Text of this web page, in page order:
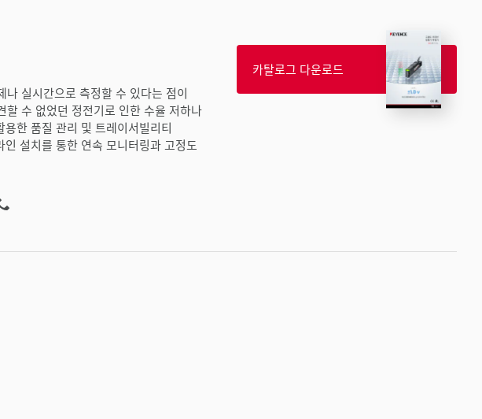
실시간으로 측정할 수 있다는 점이
수 없었던 정전기로 인한 수율 저하나
한 품질 관리 및 트레이서빌리티
설치를 통한 연속 모니터링과 고정도
카탈로그 다운로드